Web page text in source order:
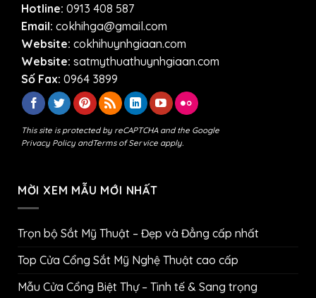
Hotline: 0913 408 587
Email: cokhihga@gmail.com
Website: cokhihuynhgiaan.com
Website: satmythuathuynhgiaan.com
Số Fax: 0964 3899
This site is protected by reCAPTCHA and the Google
Privacy PolicyandTerms of Serviceapply.
MỜI XEM MẪU MỚI NHẤT
Trọn bộ Sắt Mỹ Thuật – Đẹp và Đẳng cấp nhất
Top Cửa Cổng Sắt Mỹ Nghệ Thuật cao cấp
Mẫu Cửa Cổng Biệt Thự – Tinh tế & Sang trọng